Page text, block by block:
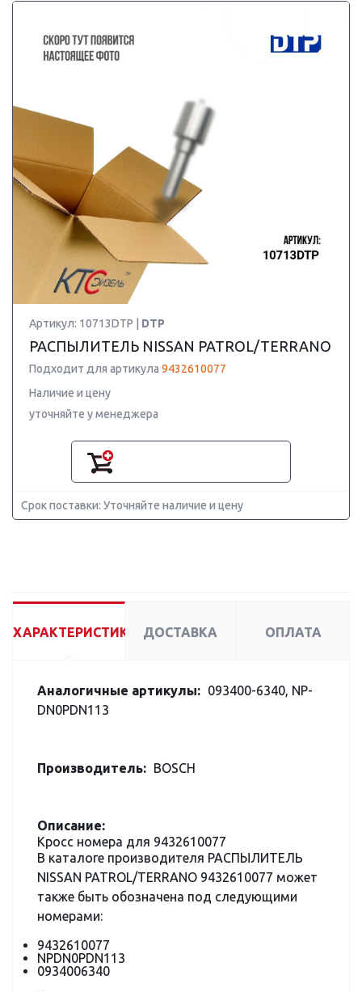
Артикул: 10713DTP | DTP
РАСПЫЛИТЕЛЬ NISSAN PATROL/TERRANO
Подходит для артикула 9432610077
Наличие и цену
уточняйте у менеджера
Срок поставки: Уточняйте наличие и цену
ХАРАКТЕРИСТИКИ ДОСТАВКА ОПЛАТА
Аналогичные артикулы: 093400-6340, NP-
DN0PDN113
Производитель: BOSCH
Описание:
Кросс номера для 9432610077
В каталоге производителя РАСПЫЛИТЕЛЬ
NISSAN PATROL/TERRANO 9432610077 может
также быть обозначена под следующими
номерами:
9432610077
NPDN0PDN113
0934006340